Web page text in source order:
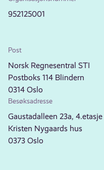
952125001
Post
Norsk Regnesentral STI
Postboks 114 Blindern
0314 Oslo
Besøksadresse
Gaustadalleen 23a, 4.etasje
Kristen Nygaards hus
0373 Oslo